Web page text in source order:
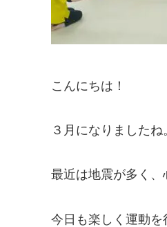
こんにちは！
３月になりましたね
最近は地震が多く
今日も楽しく運動を